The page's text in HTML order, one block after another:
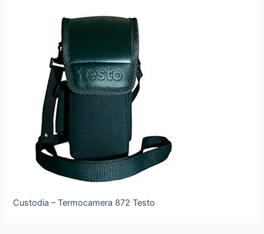
Custodia – Termocamera 872 Testo